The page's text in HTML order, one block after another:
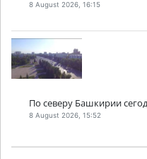
8 August 2026, 16:15
По северу Башкирии
8 August 2026, 15:52